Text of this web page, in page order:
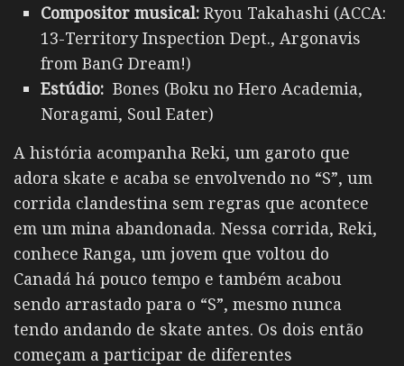
Compositor musical: Ryou Takahashi (ACCA:
13-Territory Inspection Dept., Argonavis
from BanG Dream!)
Estúdio: Bones (Boku no Hero Academia,
Noragami, Soul Eater)
A história acompanha Reki, um garoto que
adora skate e acaba se envolvendo no “S”, um
corrida clandestina sem regras que acontece
em um mina abandonada. Nessa corrida, Reki,
conhece Ranga, um jovem que voltou do
Canadá há pouco tempo e também acabou
sendo arrastado para o “S”, mesmo nunca
tendo andando de skate antes. Os dois então
começam a participar de diferentes